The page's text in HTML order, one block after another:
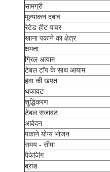
सामग्री
मूल्यांकन दबाव
रेटेड हीट पावर
खाना पकाने का क्षेत्र
क्षमता
ग्रिल आयाम
टेबल टॉप के साथ आयाम
हवा की खपत
थकावट
शुद्धिकरण
टेबल सजावट
आवेदन
पकाने योग्य भोजन
समय - सीमा
पैकेजिंग
ब्रांड